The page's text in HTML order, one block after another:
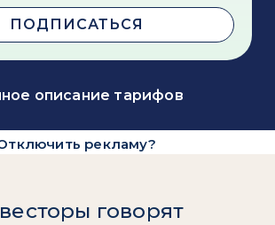
ПОДПИСАТЬСЯ
описание тарифов
рекламу?
говорят